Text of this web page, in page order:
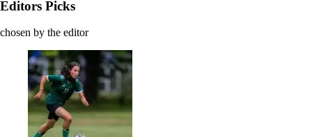
Editors Picks
chosen by the editor